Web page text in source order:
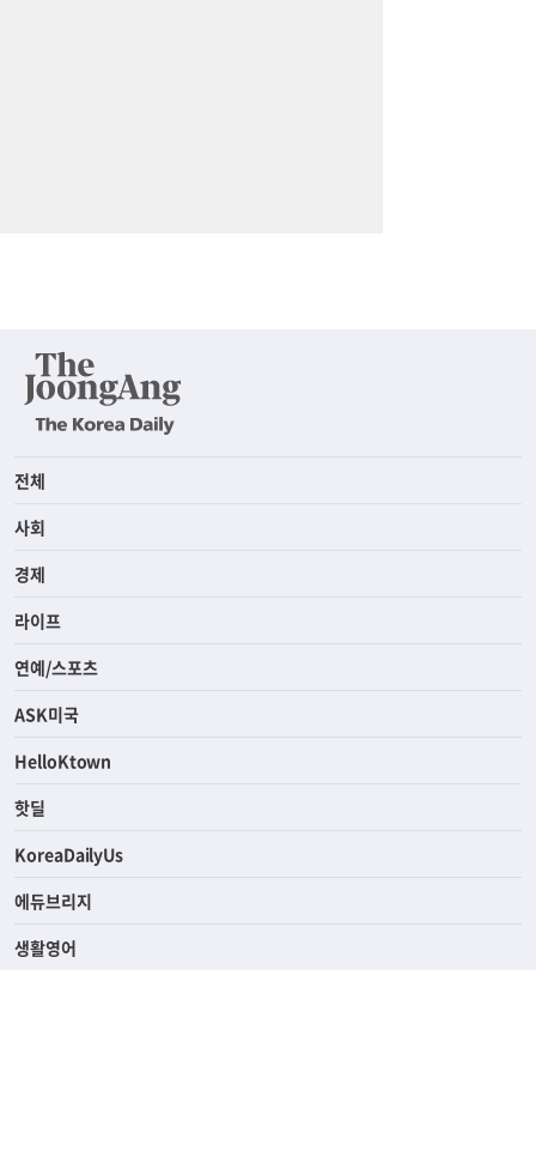
전체
사회
경제
라이프
연예/스포츠
ASK미국
HelloKtown
핫딜
KoreaDailyUs
에듀브리지
생활영어